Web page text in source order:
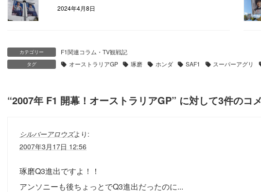
2024年4月8日
カテゴリー F1関連コラム・TV観戦記
タグ オーストラリアGP 琢磨 ホンダ SAF1 スーパーアグリ
“2007年 F1 開幕！オーストラリアGP” に対して3件のコ
シルバーアロウズより:
2007年3月17日 12:56
琢磨Q3進出ですよ！！
アンソニーも後ちょっとでQ3進出だったのに...